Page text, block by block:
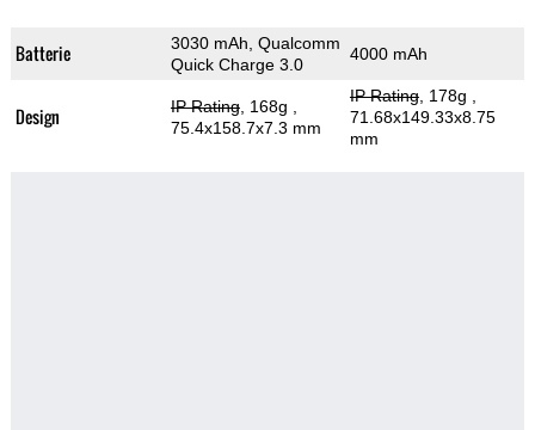
Batterie
3030 mAh, Qualcomm
Quick Charge 3.0
4000 mAh
Design IP Rating, 168g
75.4x158.7x7.3 mm
IP Rating, 178g
71.68x149.33x8.75
mm